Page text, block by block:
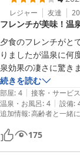
レジャー 友達
フレンチが美味！温
夕食のフレンチがと
りましたが温泉に何
泉効果の凄さに驚き
続きを読む
部屋: 4 | 接客・サービス
温泉・お風呂: 4 | 設備:
追加情報:高齢者と一緒
175